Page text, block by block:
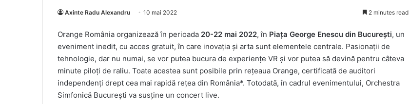
Axinte Radu Alexandru 10 mai 2022 2 minutes read
Orange România organizează în perioada 20-22 mai 2022, în Piața George Enescu din București, un
eveniment inedit, cu acces gratuit, în care inovația și arta sunt elementele centrale. Pasionații de
tehnologie, dar nu numai, se vor putea bucura de experiențe VR și vor putea să devină pentru câteva
minute piloți de raliu. Toate acestea sunt posibile prin rețeaua Orange, certificată de auditori
independenți drept cea mai rapidă rețea din România*. Totodată, în cadrul evenimentului, Orchestra
Simfonică București va susține un concert live.